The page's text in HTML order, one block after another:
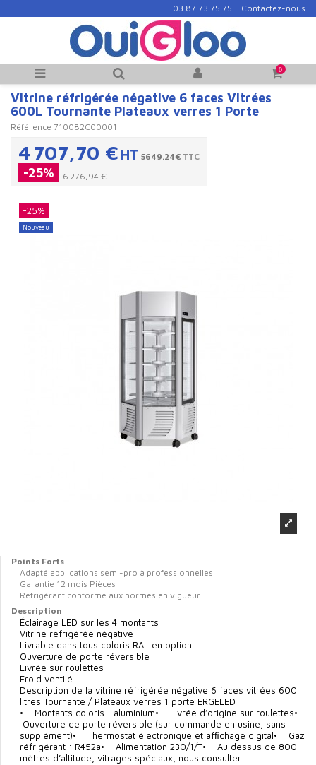
03 87 73 75 75 Contactez-nous
0
Vitrine réfrigérée négative 6 faces Vitrées
600L Tournante Plateaux verres 1 Porte
Référence 710082C00001
4 707,70 € HT 5649.24€ TTC
-25% 6 276,94 €
-25%
Nouveau
Points Forts
Adapté applications semi-pro à professionnelles
Garantie 12 mois Pièces
Réfrigérant conforme aux normes en vigueur
Description
Éclairage LED sur les 4 montants
Vitrine réfrigérée négative
Livrable dans tous coloris RAL en option
Ouverture de porte réversible
Livrée sur roulettes
Froid ventilé
Description de la vitrine réfrigérée négative 6 faces vitrées 600
litres Tournante / Plateaux verres 1 porte ERGELED
• Montants coloris : aluminium• Livrée d’origine sur roulettes•
Ouverture de porte réversible (sur commande en usine, sans
supplément)• Thermostat électronique et afﬁchage digital• Gaz
réfrigérant : R452a• Alimentation 230/1/T• Au dessus de 800
mètres d’altitude, vitrages spéciaux, nous consulter